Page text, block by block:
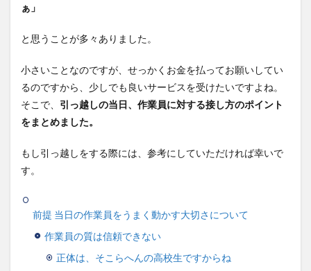
ぁ」
と思うことが多々ありました。
小さいことなのですが、せっかくお金を払ってお願いしてい
るのですから、少しでも良いサービスを受けたいですよね。
そこで、 引っ越しの当日、作業員に対する接し方のポイント
をまとめました。
もし引っ越しをする際には、参考にしていただければ幸いで
す。
前提 当日の作業員をうまく動かす大切さについて
作業員の質は信頼できない
正体は、そこらへんの高校生ですからね